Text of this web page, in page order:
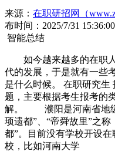
来源： 在职研招网（
布时间：2025/7/31 15:36:00
智能总结
如今越来越多的在职人
代的发展，于是就有一些
是什么时候。 在职研究生
题，主要根据考生报考的
解。 濮阳是河南省地级
顼遗都”、“帝舜故里”之
都”。目前没有学校开设
校，比如河南大学